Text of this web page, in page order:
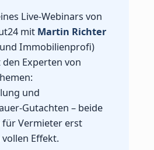
Live-Webinars von
mit Martin Richter
Immobilienprofi)
Experten von
und
Gutachten – beide
Vermieter erst
Effekt.